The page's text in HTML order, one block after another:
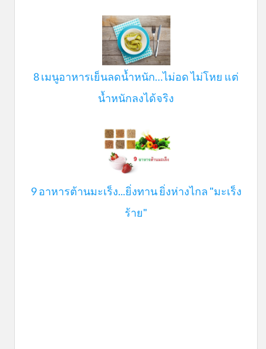
8 เมนูอาหารเย็นลดน้ำหนัก…ไม่อด ไม่โหย แต่
น้ำหนักลงได้จริง
9 อาหารต้านมะเร็ง...ยิ่งทาน ยิ่งห่างไกล "มะเร็ง
ร้าย"